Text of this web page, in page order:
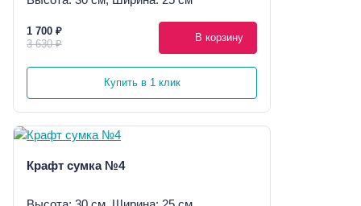
1 700 ₽
3 630 ₽
В корзину
Купить в 1 клик
Крафт сумка №4